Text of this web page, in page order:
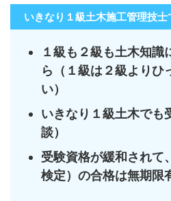
いきなり１級土木施工管理技士
１級も２級も土木知識
ら（１級は２級よりひ
い）
いきなり１級土木でも
談）
受験資格が緩和されて
検定）の合格は無期限